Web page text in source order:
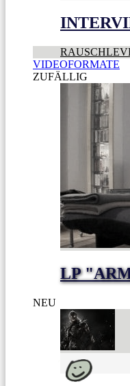
VIDEOFORMATE
ZUFÄLLIG
LP
NEU